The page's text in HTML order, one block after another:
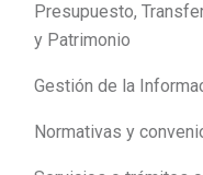
Presupuesto,
y Patrimonio
Gestión de la
Normativas y